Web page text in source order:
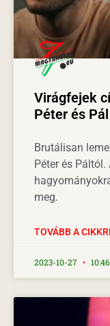
Virágfejek
Péter és Pál
Brutálisan
Péter és
meg.
TOVÁBB A
2023-10-27 10:46